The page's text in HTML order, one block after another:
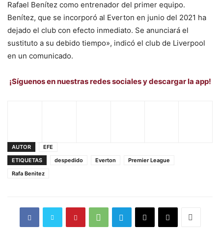
Rafael Benítez como entrenador del primer equipo.
Benítez, que se incorporó al Everton en junio del 2021 ha
dejado el club con efecto inmediato. Se anunciará el
sustituto a su debido tiempo», indicó el club de Liverpool
en un comunicado.
¡Síguenos en nuestras redes sociales y descargar la app!
AUTOR
EFE
ETIQUETAS
despedido Everton
Premier League
Rafa Benìtez